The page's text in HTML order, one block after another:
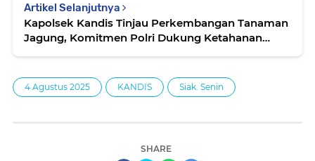
Artikel Selanjutnya
Kapolsek Kandis Tinjau Perkembangan Tanaman
Jagung, Komitmen Polri Dukung Ketahanan
4 Agustus 2025 KANDIS Siak. Senin
SHARE